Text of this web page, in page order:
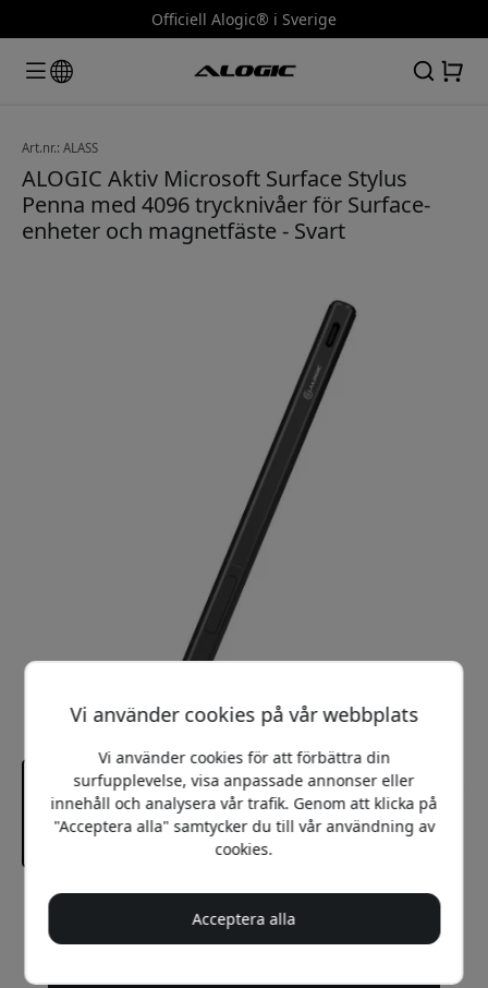
Officiell Alogic® i Sverige
Art.nr.: ALASS
ALOGIC Aktiv Microsoft Surface Stylus
Penna med 4096 trycknivåer för Surface-
enheter och magnetfäste - Svart
Rekommenderat pris
699 SEK
Vi använder cookies på vår webbplats
Vi använder cookies för att förbättra din
surfupplevelse, visa anpassade annonser eller
innehåll och analysera vår trafik. Genom att klicka på
"Acceptera alla" samtycker du till vår användning av
cookies.
Acceptera alla